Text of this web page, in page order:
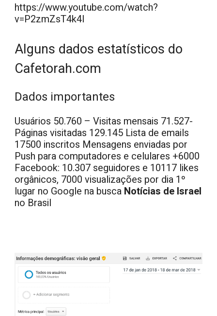
https://www.youtube.com/watch?
v=P2zmZsT4k4I
Alguns dados estatísticos do
Cafetorah.com
Dados importantes
Usuários 50.760 – Visitas mensais 71.527-
Páginas visitadas 129.145 Lista de emails
17500 inscritos Mensagens enviadas por
Push para computadores e celulares +6000
Facebook: 10.307 seguidores e 10117 likes
orgânicos, 7000 visualizações por dia 1º
lugar no Google na busca Notícias de Israel
no Brasil